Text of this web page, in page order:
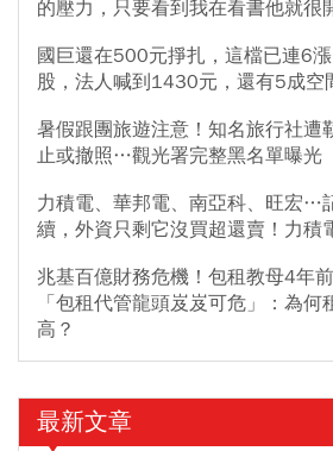
的壓力，只要看到我在看書他就很
國巨還在500元掙扎，這檔已連6
股，法人喊到1430元，還有5成空
暑假跟團旅遊注意！知名旅行社遭
止或撤照…觀光署完整黑名單曝光
力積電、華邦電、南亞科、旺宏…
續，外資只剩它沒買超還賣！力積
兆基百億財務危機！包租教母4年
「包租代管龍頭岌岌可危」：為何
高？
最新文章